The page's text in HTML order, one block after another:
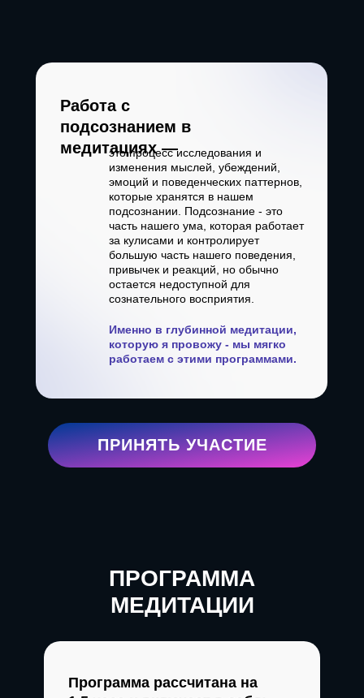
это процесс исследования и
изменения мыслей, убеждений,
эмоций и поведенческих паттернов,
которые хранятся в нашем
подсознании. Подсознание - это
часть нашего ума, которая работает
за кулисами и контролирует
большую часть нашего поведения,
привычек и реакций, но обычно
остается недоступной для
сознательного восприятия.
Работа с
подсознанием в
медитациях —
Именно в глубинной медитации,
которую я провожу - мы мягко
работаем с этими программами.
ПРИНЯТЬ УЧАСТИЕ
ПРОГРАММА
МЕДИТАЦИИ
Программа рассчитана на